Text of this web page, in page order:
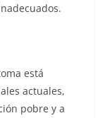
está
actuales,
pobre y a